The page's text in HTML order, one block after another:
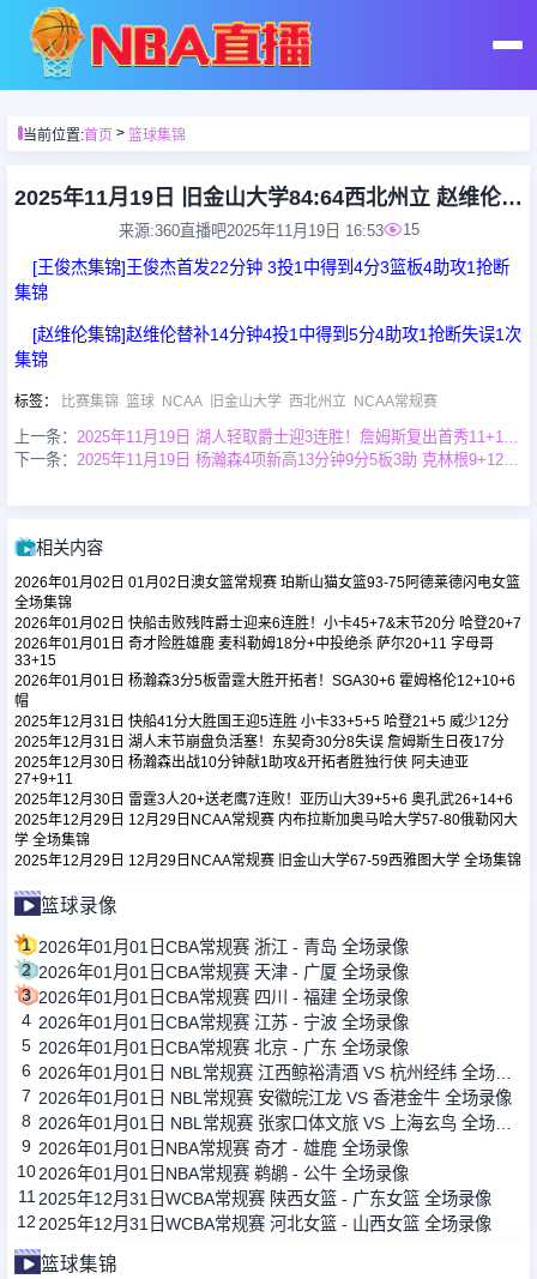
首页
足球直播
篮球直播
足球录像
篮球录像
足球集锦
篮球集锦
足球新闻
篮球新闻
当前位置:首页> 篮球集锦
2025年11月19日 旧金山大学84:64西北州立 赵维伦5分4助攻1抢断 王俊杰4分
来源:360直播吧2025年11月19日 16:53 15
[王俊杰集锦]王俊杰首发22分钟 3投1中得到4分3篮板4助攻1抢断
集锦
[赵维伦集锦]赵维伦替补14分钟4投1中得到5分4助攻1抢断失误1次
集锦
标签： 比赛集锦 篮球 NCAA 旧金山大学 西北州立 NCAA常规赛
上一条：
下一条：
2025年11月19日 杨瀚森4项新高13分钟9分5板3助 克林根9+12+5 开拓者不敌太阳
相关内容
2026年01月02日 01月02日澳女篮常规赛 珀斯山猫女篮93-75阿德莱德闪电女篮
全场集锦
2026年01月02日 快船击败残阵爵士迎来6连胜！小卡45+7&末节20分 哈登20+7
2026年01月01日 奇才险胜雄鹿 麦科勒姆18分+中投绝杀 萨尔20+11 字母哥
33+15
2026年01月01日 杨瀚森3分5板雷霆大胜开拓者！SGA30+6 霍姆格伦12+10+6
帽
2025年12月31日 快船41分大胜国王迎5连胜 小卡33+5+5 哈登21+5 威少12分
2025年12月31日 湖人末节崩盘负活塞！东契奇30分8失误 詹姆斯生日夜17分
2025年12月30日 杨瀚森出战10分钟献1助攻&开拓者胜独行侠 阿夫迪亚
27+9+11
2025年12月30日 雷霆3人20+送老鹰7连败！亚历山大39+5+6 奥孔武26+14+6
2025年12月29日 12月29日NCAA常规赛 内布拉斯加奥马哈大学57-80俄勒冈大
学 全场集锦
2025年12月29日 12月29日NCAA常规赛 旧金山大学67-59西雅图大学 全场集锦
篮球录像
1 2026年01月01日CBA常规赛 浙江 - 青岛 全场录像
2 2026年01月01日CBA常规赛 天津 - 广厦 全场录像
3 2026年01月01日CBA常规赛 四川 - 福建 全场录像
4 2026年01月01日CBA常规赛 江苏 - 宁波 全场录像
5 2026年01月01日CBA常规赛 北京 - 广东 全场录像
6
7 2026年01月01日 NBL常规赛 安徽皖江龙 VS 香港金牛 全场录像
8
9 2026年01月01日NBA常规赛 奇才 - 雄鹿 全场录像
102026年01月01日NBA常规赛 鹈鹕 - 公牛 全场录像
11 2025年12月31日WCBA常规赛 陕西女篮 - 广东女篮 全场录像
12 2025年12月31日WCBA常规赛 河北女篮 - 山西女篮 全场录像
篮球集锦